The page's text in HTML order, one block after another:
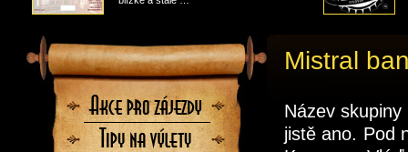
Mistral
Název
jistě ano. Pod
Akce
pro
zájezdy
Tipy